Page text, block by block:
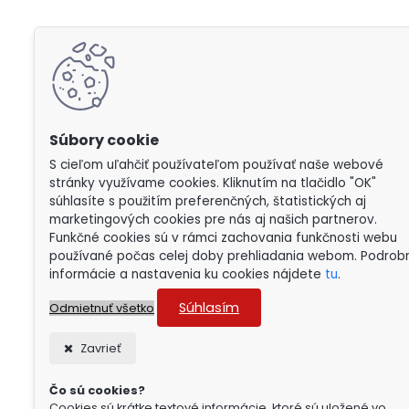
S cieľom uľahčiť používateľom používať naše webové
stránky využívame cookies. Kliknutím na tlačidlo "OK"
súhlasíte s použitím preferenčných, štatistických aj
marketingových cookies pre nás aj našich partnerov.
Funkčné cookies sú v rámci zachovania funkčnosti webu
používané počas celej doby prehliadania webom.
informácie a nastavenia ku cookies nájdete tu.
Odmietnuť všetko Súhlasím
Zavrieť
Čo sú cookies?